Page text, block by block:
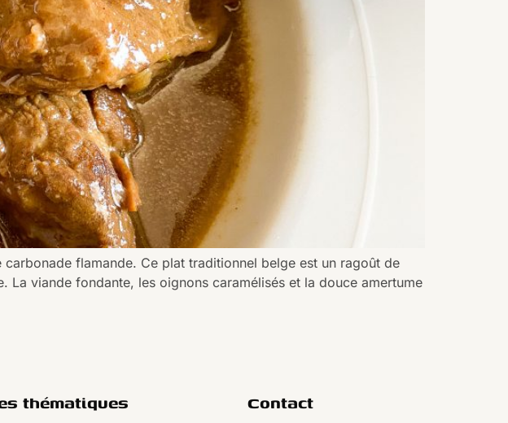
flamande. Ce plat traditionnel belge est un ragoût de
La viande fondante, les oignons caramélisés et la douce amertume
thématiques Contact